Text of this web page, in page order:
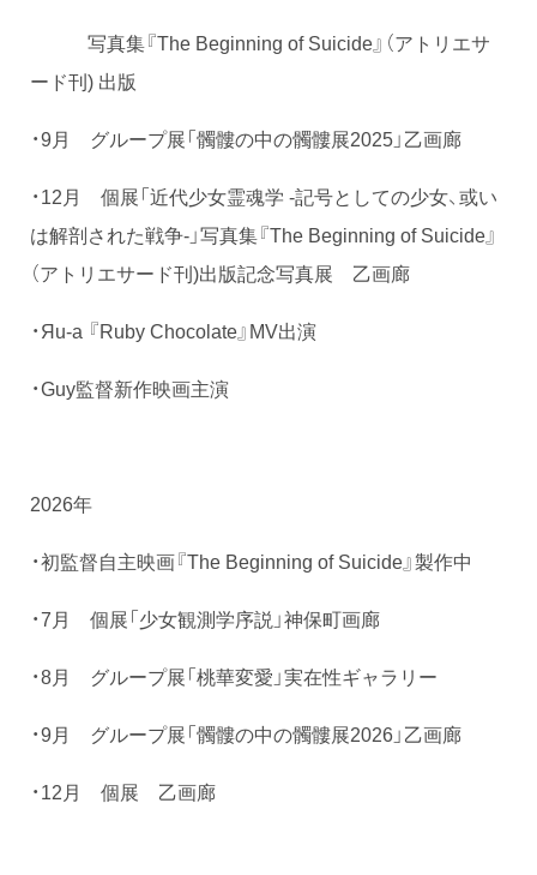
写真集『The Beginning of Suicide』（アトリエサ
ード刊) 出版
・9月 グループ展「髑髏の中の髑髏展2025」乙画廊
・12月 個展「近代少女霊魂学 -記号としての少女、或い
は解剖された戦争-」写真集『The Beginning of Suicide』
（アトリエサード刊)出版記念写真展 乙画廊
・Яu-a 『Ruby Chocolate』MV出演
・Guy監督新作映画主演
2026年
・初監督自主映画『The Beginning of Suicide』製作中
・7月 個展「少女観測学序説」神保町画廊
・8月 グループ展「桃華変愛」実在性ギャラリー
・9月 グループ展「髑髏の中の髑髏展2026」乙画廊
・12月 個展 乙画廊